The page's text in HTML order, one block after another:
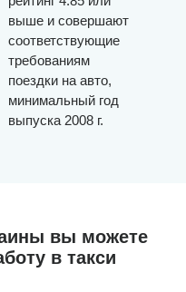
выше и совершают
соответствующие
требованиям
поездки на авто,
минимальный год
выпуска 2008 г.
вы можете
в такси